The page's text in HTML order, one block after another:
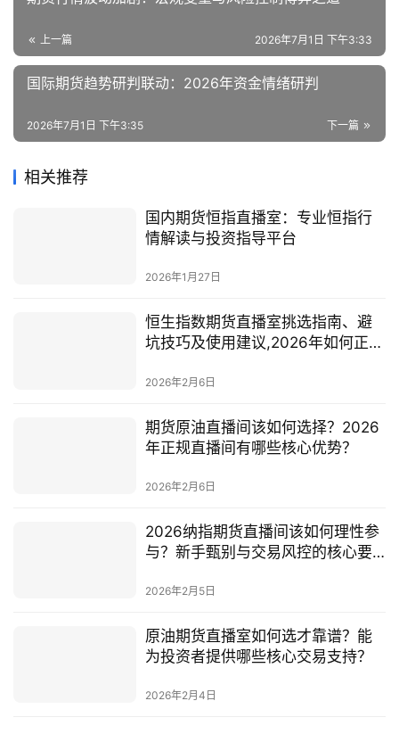
上一篇 2026年7月1日 下午3:33
国际期货趋势研判联动：2026年资金情绪研判
下一篇
2026年7月1日 下午3:35
相关推荐
国内期货恒指直播室：专业恒指行
情解读与投资指导平台
2026年1月27日
恒生指数期货直播室挑选指南、避
坑技巧及使用建议,2026年如何正确
2026年2月6日
期货原油直播间该如何选择？2026
年正规直播间有哪些核心优势？
2026年2月6日
2026纳指期货直播间该如何理性参
与？新手甄别与交易风控的核心要
2026年2月5日
原油期货直播室如何选才靠谱？能
为投资者提供哪些核心交易支持？
2026年2月4日